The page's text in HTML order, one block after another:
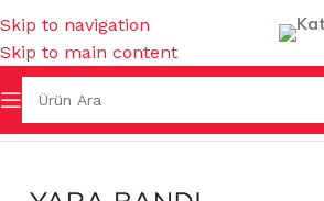
Skip to navigation
Skip to main content
Ana Sayfa